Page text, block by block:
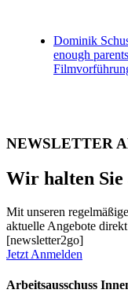
Dominik
enough
NEWSLETTER
Wir halten Sie
Mit unseren
aktuelle Angebote
[newsletter2go]
Jetzt Anmelden
Arbeitsausschuss